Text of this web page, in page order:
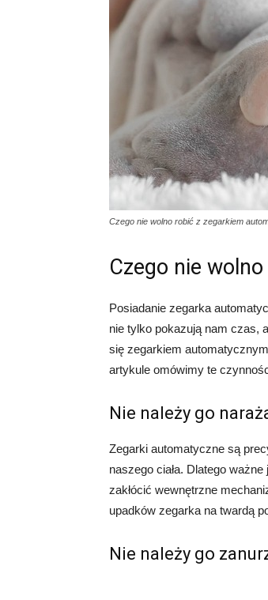
Czego nie wolno robić z zegarkiem
Czego nie
Posiadanie zegarka
nie tylko pokazują nam czas,
się zegarkiem
artykule omówimy te
Nie należy go
Zegarki automatyczne są
naszego ciała. Dlatego
zakłócić wewnętrzne
upadków zegarka na twardą
Nie należy go